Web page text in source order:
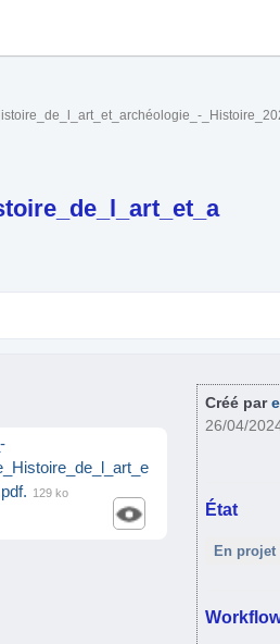
129 ko
Créé par
26/04/
État
En projet